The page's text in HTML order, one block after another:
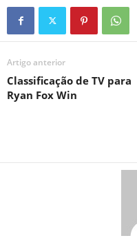
Artigo anterior
Classificação de TV para
Ryan Fox Win